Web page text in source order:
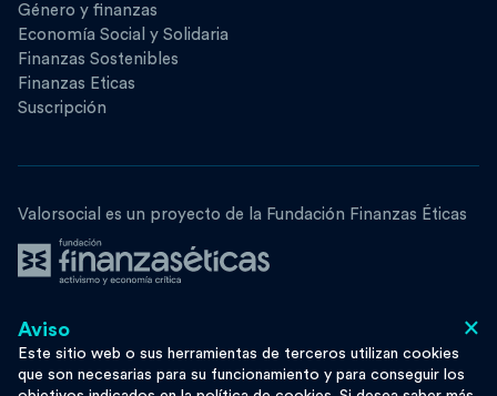
Género y finanzas
Economía Social y Solidaria
Finanzas Sostenibles
Finanzas Eticas
Suscripción
Valorsocial es un proyecto de la Fundación Finanzas Éticas
Síguenos ×
Aviso
Este sitio web o sus herramientas de terceros utilizan cookies
que son necesarias para su funcionamiento y para conseguir los